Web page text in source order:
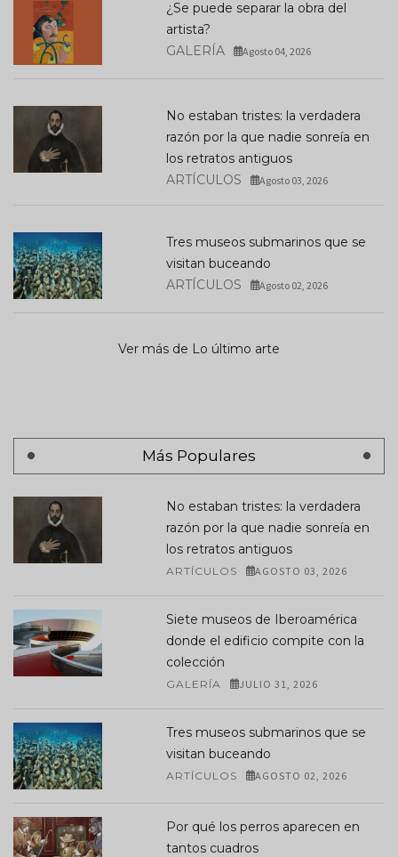
¿Se puede separar la obra del
artista?
GALERÍA
Agosto 04, 2026
No estaban tristes: la verdadera
razón por la que nadie sonreía en
los retratos antiguos
ARTÍCULOS
Agosto 03, 2026
Tres museos submarinos que se
visitan buceando
ARTÍCULOS
Agosto 02, 2026
Ver más de Lo último arte
Más Populares
No estaban tristes: la verdadera
razón por la que nadie sonreía en
los retratos antiguos
ARTÍCULOS AGOSTO 03, 2026
Siete museos de Iberoamérica
donde el edificio compite con la
colección
GALERÍA JULIO 31, 2026
Tres museos submarinos que se
visitan buceando
ARTÍCULOS AGOSTO 02, 2026
Por qué los perros aparecen en
tantos cuadros